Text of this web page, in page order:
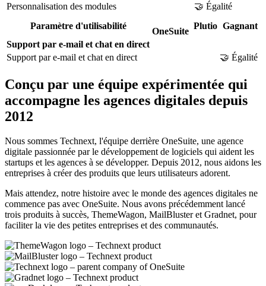
Personnalisation des modules
🤝 Égalité
Paramètre d'utilisabilité
OneSuite
Plutio Gagnant
Support par e-mail et chat en direct
Support par e-mail et chat en direct
🤝 Égalité
Conçu par une équipe expérimentée qui
accompagne les agences digitales depuis
2012
Nous sommes Technext, l'équipe derrière OneSuite, une agence
digitale passionnée par le développement de logiciels qui aident les
startups et les agences à se développer. Depuis 2012, nous aidons les
entreprises à créer des produits que leurs utilisateurs adorent.
Mais attendez, notre histoire avec le monde des agences digitales ne
commence pas avec OneSuite. Nous avons précédemment lancé
trois produits à succès, ThemeWagon, MailBluster et Gradnet, pour
faciliter la vie des petites entreprises et des communautés.